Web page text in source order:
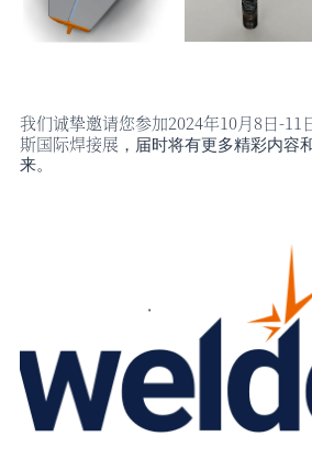
我们诚挚邀请您参加2024年10月8日-11
斯国际焊接展 ，届时将有更多精彩内容
来。